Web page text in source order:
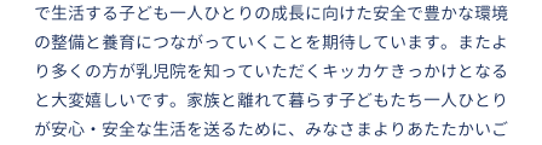
で生活する子ども一人ひとりの成長に向けた安全で豊かな環境
の整備と養育につながっていくことを期待しています。またよ
り多くの方が乳児院を知っていただくキッカケきっかけとなる
と大変嬉しいです。家族と離れて暮らす子どもたち一人ひとり
が安心・安全な生活を送るために、みなさまよりあたたかいご